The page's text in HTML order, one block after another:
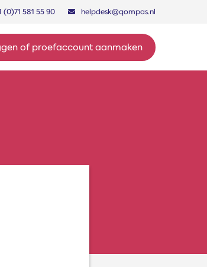
(0)71 581 55 90 helpdesk@qompas.nl
of proefaccount aanmaken